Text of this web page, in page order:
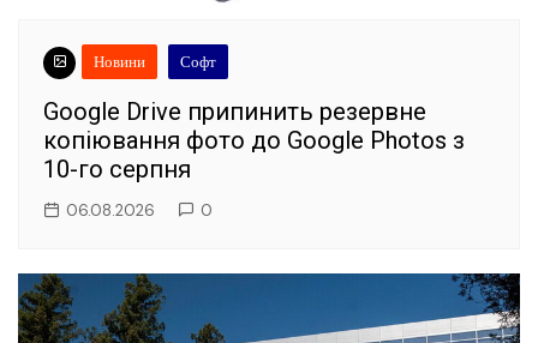
Новини Софт
Google Drive припинить резервне
копіювання фото до Google Photos з
10-го серпня
06.08.2026 0